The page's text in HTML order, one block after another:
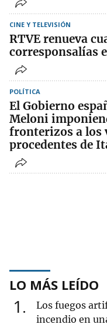
CINE Y TELEVISIÓN
RTVE renueva
corresponsalías
POLÍTICA
El Gobierno
Meloni
fronterizos a los
procedentes de
LO MÁS LEÍDO
1
Los fuegos
incendio en